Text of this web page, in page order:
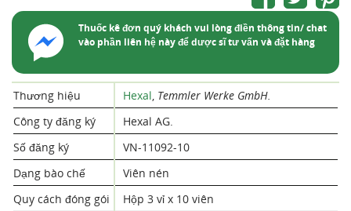
Thuốc kê đơn quý khách vui lòng điền thông tin/ chat
vào phần liên hệ này để dược sĩ tư vấn và đặt hàng
Thương hiệu Hexal, Temmler Werke GmbH.
Công ty đăng ký
Hexal AG.
Số đăng ký
VN-11092-10
Dạng bào chế
Viên nén
Quy cách đóng gói
Hộp 3 vỉ x 10 viên